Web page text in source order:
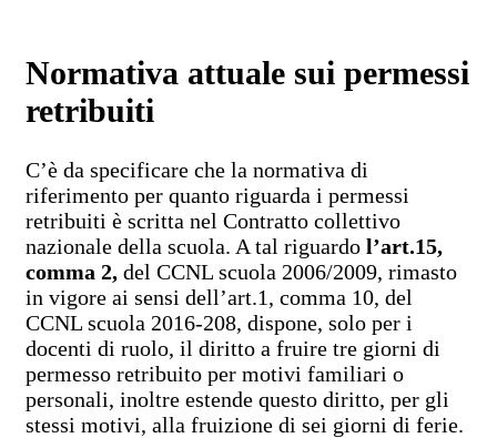
Normativa attuale sui permessi
retribuiti
C’è da specificare che la normativa di
riferimento per quanto riguarda i permessi
retribuiti è scritta nel Contratto collettivo
nazionale della scuola. A tal riguardo l’art.15,
comma 2, del CCNL scuola 2006/2009, rimasto
in vigore ai sensi dell’art.1, comma 10, del
CCNL scuola 2016-208, dispone, solo per i
docenti di ruolo, il diritto a fruire tre giorni di
permesso retribuito per motivi familiari o
personali, inoltre estende questo diritto, per gli
stessi motivi, alla fruizione di sei giorni di ferie.